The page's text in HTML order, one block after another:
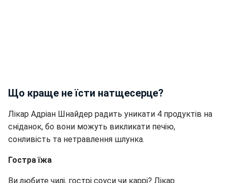
Що краще не їсти натщесерце?
Лікар Адріан Шнайдер радить уникати 4 продуктів на
сніданок, бо вони можуть викликати печію,
сонливість та нетравлення шлунка.
Гостра їжа
Ви любите чилі, гострі соуси чи каррі? Лікар